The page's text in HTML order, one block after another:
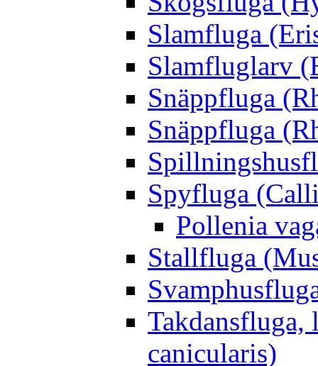
Slamfluga
Slamfluglarv
Snäppfluga
Snäppfluga
Spyfluga
Pollenia
Stallfluga
Takdansfluga,
canicularis)